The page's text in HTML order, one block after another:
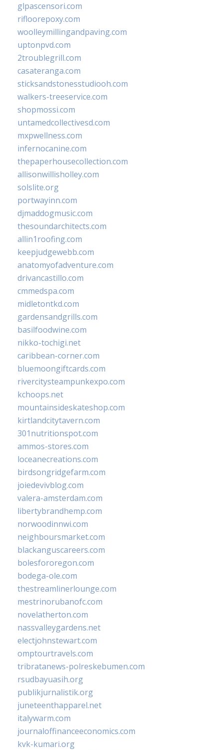
glpascensori.com
rifloorepoxy.com
woolleymillingandpaving.com
uptonpvd.com
2troublegrill.com
casateranga.com
sticksandstonesstudiooh.com
walkers-treeservice.com
shopmossi.com
untamedcollectivesd.com
mxpwellness.com
infernocanine.com
thepaperhousecollection.com
allisonwillisholley.com
solslite.org
portwayinn.com
djmaddogmusic.com
thesoundarchitects.com
allin1roofing.com
keepjudgewebb.com
anatomyofadventure.com
drivancastillo.com
cmmedspa.com
midletontkd.com
gardensandgrills.com
basilfoodwine.com
nikko-tochigi.net
caribbean-corner.com
bluemoongiftcards.com
rivercitysteampunkexpo.com
kchoops.net
mountainsideskateshop.com
kirtlandcitytavern.com
301nutritionspot.com
ammos-stores.com
loceanecreations.com
birdsongridgefarm.com
joiedevivblog.com
valera-amsterdam.com
libertybrandhemp.com
norwoodinnwi.com
neighboursmarket.com
blackanguscareers.com
bolesfororegon.com
bodega-ole.com
thestreamlinerlounge.com
mestrinorubanofc.com
novelatherton.com
nassvalleygardens.net
electjohnstewart.com
omptourtravels.com
tribratanews-polreskebumen.com
rsudbayuasih.org
publikjurnalistik.org
juneteenthapparel.net
italywarm.com
journaloffinanceeconomics.com
kvk-kumari.org